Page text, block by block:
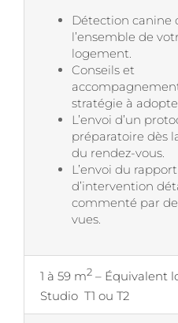
Détection canine
l’ensemble de
logement.
Conseils et
stratégie à
L’envoi d’un
préparatoire dès
du rendez-vous.
L’envoi du rapport
d’intervention
commenté par
vues.
1 à 59 m2 – Équivalent
Studio T1 ou T2